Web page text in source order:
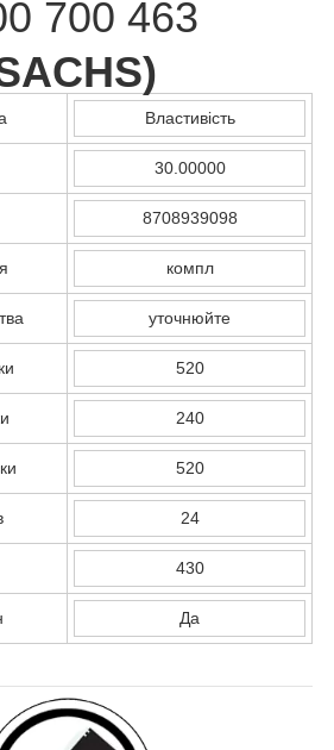
700 463
)
Властивість
30.00000
8708939098
компл
уточнюйте
520
240
520
24
430
Да